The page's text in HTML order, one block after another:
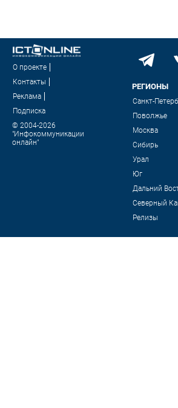
О проекте
Контакты
Реклама
Подписка
© 2004-2026
"Инфокоммуникации
онлайн"
РЕГИОНЫ
Санкт-
Поволжье
Москва
Сибирь
Урал
Юг
Дальний
Северный
Релизы